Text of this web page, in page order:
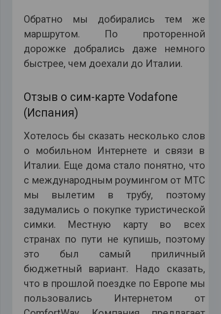
Обратно мы добирались тем же
маршрутом. По проторенной
дорожке добрались даже немного
быстрее, чем доехали до Италии.
Отзыв о сим-карте Vodafone
(Испания)
Хотелось бы сказать несколько слов
о мобильном Интернете и связи в
Италии. Еще дома стало понятно, что
с международным роумингом от МТС
мы вылетим в трубу, поэтому
задумались о покупке туристической
симки. Местную карту во всех
странах по пути не купишь, поэтому
это был самый приличный
бюджетный вариант. Надо сказать,
что в прошлой поездке по Европе мы
пользовались Интернетом от